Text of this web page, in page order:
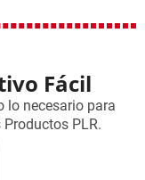
Fácil
lo necesario para
PLR.